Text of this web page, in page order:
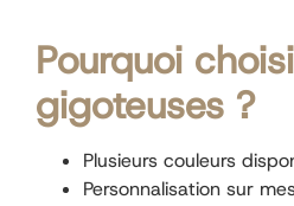
Pourquoi
gigoteuses ?
Plusieurs couleurs
Personnalisation sur